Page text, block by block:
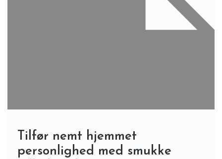
Tilfør nemt hjemmet
personlighed med smukke